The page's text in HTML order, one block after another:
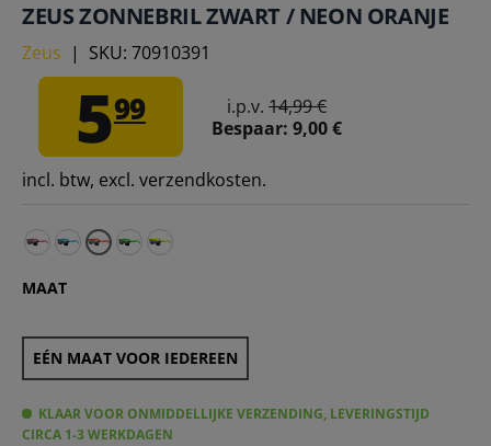
ZEUS ZONNEBRIL ZWART / NEON ORANJE
Zeus | SKU: 70910391
599 i.p.v. 14,99 €
Bespaar: 9,00 €
incl. btw, excl. verzendkosten.
MAAT
EÉN MAAT VOOR IEDEREEN
KLAAR VOOR ONMIDDELLIJKE VERZENDING, LEVERINGSTIJD
CIRCA 1-3 WERKDAGEN